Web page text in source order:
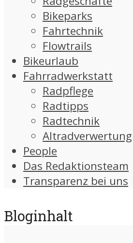
Bikeparks
Fahrtechnik
Flowtrails
Bikeurlaub
Fahrradwerkstatt
Radpflege
Radtipps
Radtechnik
Altradverwertung
People
Das Redaktionsteam
Transparenz bei uns
Bloginhalt